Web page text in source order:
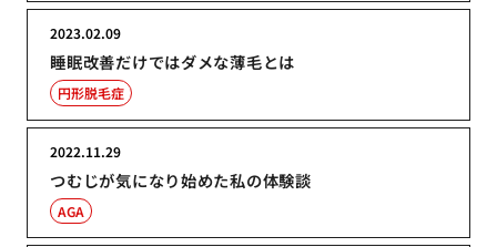
睡眠改善だけではダメな薄毛とは
2023.02.09
円形脱毛症
つむじが気になり始めた私の体験談
2022.11.29
AGA